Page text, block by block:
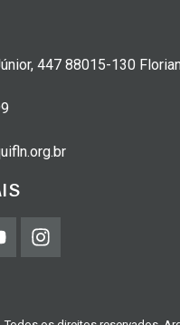
447 88015-130